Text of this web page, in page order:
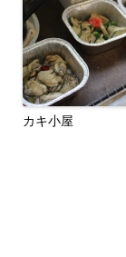
カキ小屋